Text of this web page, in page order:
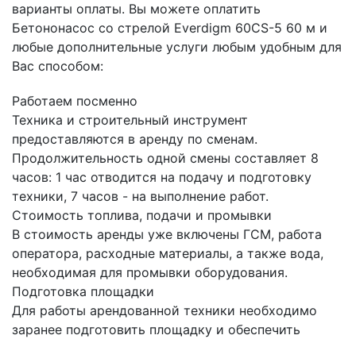
варианты оплаты. Вы можете оплатить
Бетононасос со стрелой Everdigm 60CS-5 60 м и
любые дополнительные услуги любым удобным для
Вас способом:
Работаем посменно
Техника и строительный инструмент
предоставляются в аренду по сменам.
Продолжительность одной смены составляет 8
часов: 1 час отводится на подачу и подготовку
техники, 7 часов - на выполнение работ.
Стоимость топлива, подачи и промывки
В стоимость аренды уже включены ГСМ, работа
оператора, расходные материалы, а также вода,
необходимая для промывки оборудования.
Подготовка площадки
Для работы арендованной техники необходимо
заранее подготовить площадку и обеспечить